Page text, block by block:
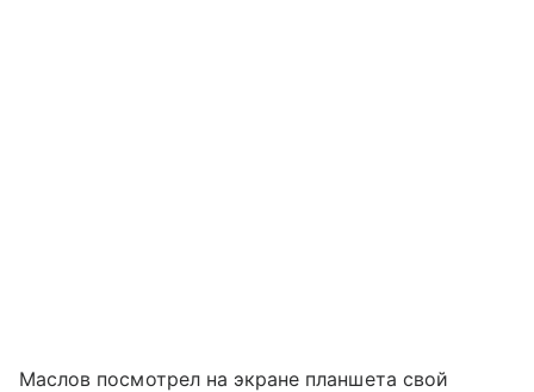
Маслов посмотрел на экране планшета свой